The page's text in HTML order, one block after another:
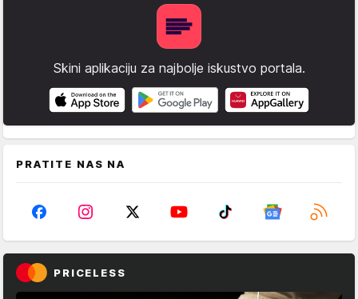
Skini aplikaciju za najbolje iskustvo portala.
PRATITE NAS NA
PRICELESS